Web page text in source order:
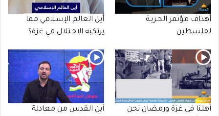
أهداف مؤتمر الحـريـة
لفلسطين
أين العالم الإسلامي مما
يرتكبه الاحـتلال في غزة؟
أهلنا في غزة ورمضان نحن
أين القدس من معادلة